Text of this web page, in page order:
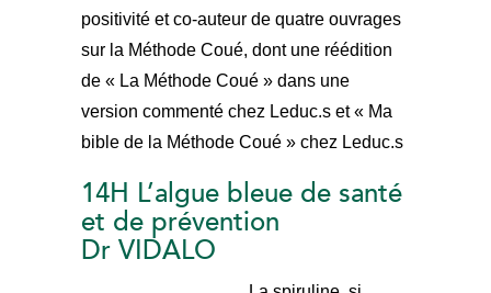
positivité et co-auteur de quatre ouvrages
sur la Méthode Coué, dont une réédition
de « La Méthode Coué » dans une
version commenté chez Leduc.s et « Ma
bible de la Méthode Coué » chez Leduc.s
14H L’algue bleue de santé
et de prévention
Dr VIDALO